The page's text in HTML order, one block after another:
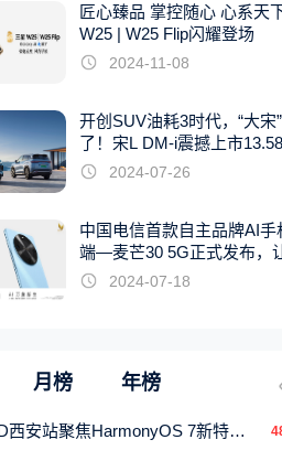
匠心臻品 掌控随心 心系天
W25 | W25 Flip闪耀登场
2024-11-08
开创SUV油耗3时代，“大宋
了！宋L DM-i震撼上市
起
2024-07-26
中国电信首款自主品牌AI手
端—麦芒30 5G正式发布，
触手可及2024-07-18
月榜 年榜
HDD西安站聚焦HarmonyOS 7新特性，解锁从互联到智能的应用开发新范式